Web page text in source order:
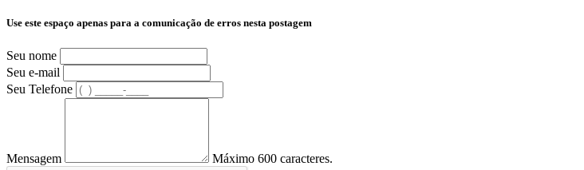
Use este espaço apenas para a comunicação de erros nesta postagem
Seu nome
Seu e-mail
Seu Telefone
Mensagem Máximo 600 caracteres.